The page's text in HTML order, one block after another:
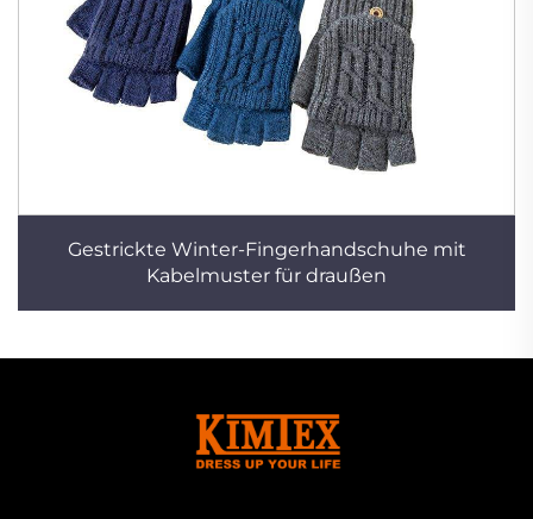
Gestrickte Winter-Fingerhandschuhe mit
Kabelmuster für draußen